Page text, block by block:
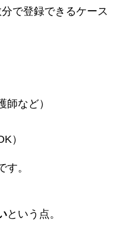
で登録できるケース
師など）
）
。
という点。